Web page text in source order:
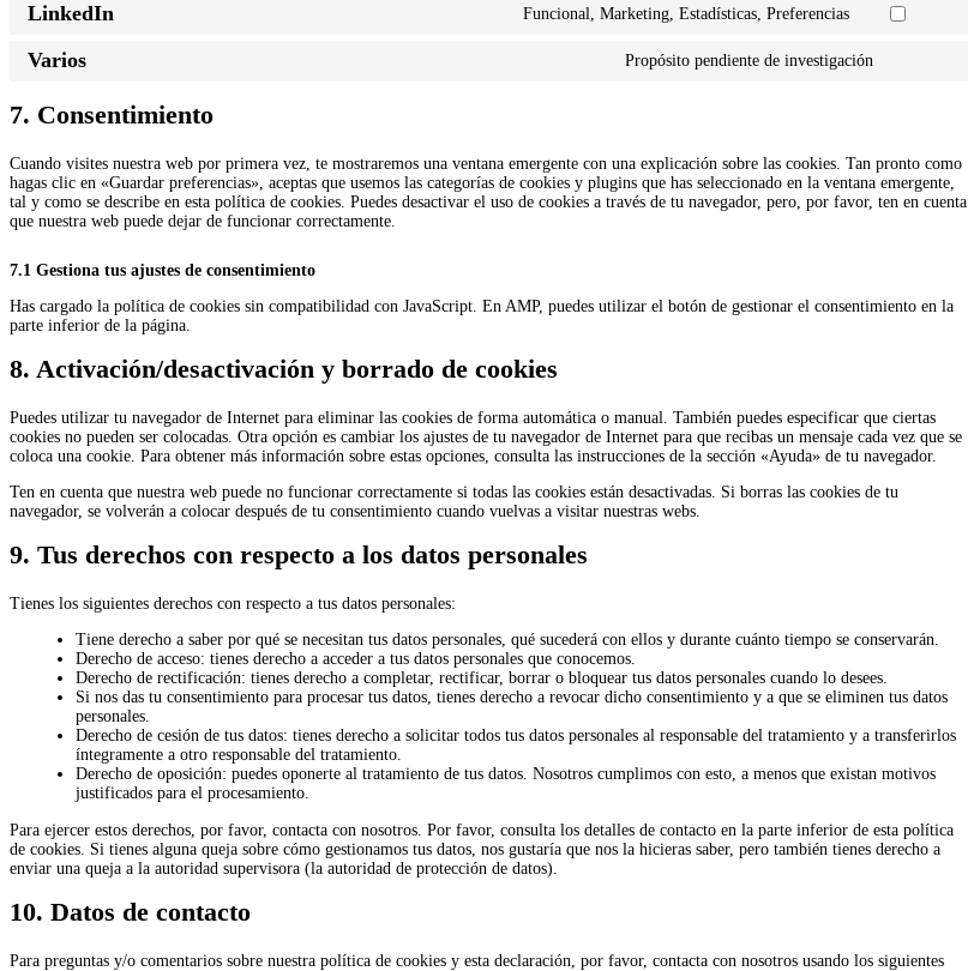
service
LinkedIn Funcional, Marketing, Estadísticas, Preferencias
Consent
service
Varios Propósito pendiente de investigación
7. Consentimiento
Cuando visites nuestra web por primera vez, te mostraremos una ventana emergente con una explicación sobre las cookies. Tan pronto como
hagas clic en «Guardar preferencias», aceptas que usemos las categorías de cookies y plugins que has seleccionado en la ventana emergente,
tal y como se describe en esta política de cookies. Puedes desactivar el uso de cookies a través de tu navegador, pero, por favor, ten en cuenta
que nuestra web puede dejar de funcionar correctamente.
7.1 Gestiona tus ajustes de consentimiento
Has cargado la política de cookies sin compatibilidad con JavaScript. En AMP, puedes utilizar el botón de gestionar el consentimiento en la
parte inferior de la página.
8. Activación/desactivación y borrado de cookies
Puedes utilizar tu navegador de Internet para eliminar las cookies de forma automática o manual. También puedes especificar que ciertas
cookies no pueden ser colocadas. Otra opción es cambiar los ajustes de tu navegador de Internet para que recibas un mensaje cada vez que se
coloca una cookie. Para obtener más información sobre estas opciones, consulta las instrucciones de la sección «Ayuda» de tu navegador.
Ten en cuenta que nuestra web puede no funcionar correctamente si todas las cookies están desactivadas. Si borras las cookies de tu
navegador, se volverán a colocar después de tu consentimiento cuando vuelvas a visitar nuestras webs.
9. Tus derechos con respecto a los datos personales
Tienes los siguientes derechos con respecto a tus datos personales:
Tiene derecho a saber por qué se necesitan tus datos personales, qué sucederá con ellos y durante cuánto tiempo se conservarán.
Derecho de acceso: tienes derecho a acceder a tus datos personales que conocemos.
Derecho de rectificación: tienes derecho a completar, rectificar, borrar o bloquear tus datos personales cuando lo desees.
Si nos das tu consentimiento para procesar tus datos, tienes derecho a revocar dicho consentimiento y a que se eliminen tus datos
personales.
Derecho de cesión de tus datos: tienes derecho a solicitar todos tus datos personales al responsable del tratamiento y a transferirlos
íntegramente a otro responsable del tratamiento.
Derecho de oposición: puedes oponerte al tratamiento de tus datos. Nosotros cumplimos con esto, a menos que existan motivos
justificados para el procesamiento.
Para ejercer estos derechos, por favor, contacta con nosotros. Por favor, consulta los detalles de contacto en la parte inferior de esta política
de cookies. Si tienes alguna queja sobre cómo gestionamos tus datos, nos gustaría que nos la hicieras saber, pero también tienes derecho a
enviar una queja a la autoridad supervisora (la autoridad de protección de datos).
10. Datos de contacto
Para preguntas y/o comentarios sobre nuestra política de cookies y esta declaración, por favor, contacta con nosotros usando los siguientes